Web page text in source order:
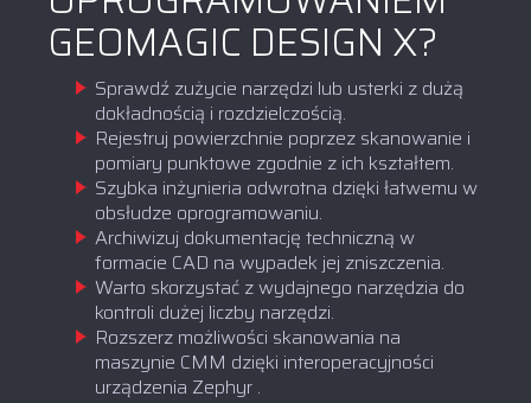
GEOMAGIC DESIGN X?
Sprawdź zużycie narzędzi lub usterki z dużą
dokładnością i rozdzielczością.
Rejestruj powierzchnie poprzez skanowanie i
pomiary punktowe zgodnie z ich kształtem.
Szybka inżynieria odwrotna dzięki łatwemu w
obsłudze oprogramowaniu.
Archiwizuj dokumentację techniczną w
formacie CAD na wypadek jej zniszczenia.
Warto skorzystać z wydajnego narzędzia do
kontroli dużej liczby narzędzi.
Rozszerz możliwości skanowania na
maszynie CMM dzięki interoperacyjności
urządzenia Zephyr .‍